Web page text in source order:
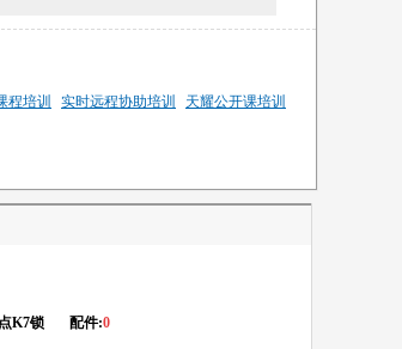
程培训 实时远程协助培训 天耀公开课培训
点K7锁 配件:0